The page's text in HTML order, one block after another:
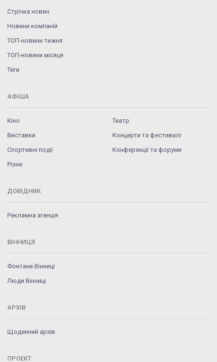
Стрічка новин
Новини компаній
ТОП-новини тижня
ТОП-новини місяця
Теги
АФІША
Кіно
Театр
Виставки
Концерти та фестивалі
Спортивні події
Конференції та форуми
Різне
ДОВІДНИК
Рекламна агенція
ВІННИЦЯ
Фонтани Вінниці
Люди Вінниці
АРХІВ
Щоденний архів
ПРОЕКТ